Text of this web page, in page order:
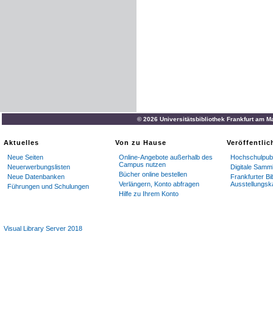
© 2026 Universitätsbibliothek Frankfurt am
Aktuelles
Neue Seiten
Neuerwerbungslisten
Neue Datenbanken
Führungen und Schulungen
Von zu Hause
Online-Angebote außerhalb des
Campus nutzen
Bücher online bestellen
Verlängern, Konto abfragen
Hilfe zu Ihrem Konto
Digitale
Frankfurter
Visual Library Server 2018